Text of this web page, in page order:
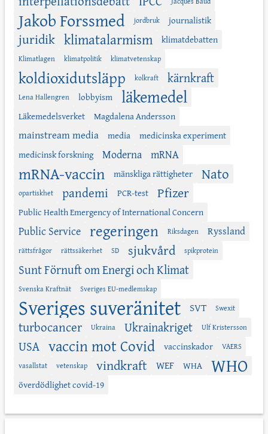
Jakob Forssmed jordbruk journalistik
juridik klimatalarmism klimatdebatten
Klimatlagen klimatpolitik klimatvetenskap
koldioxidutsläpp kolkraft kärnkraft
Lena Hallengren lobbyism läkemedel
Läkemedelsverket Magdalena Andersson
mainstream media media
medicinska experiment
medicinsk forskning
Moderna mRNA
mRNA-vaccin mänskliga rättigheter Nato
opartiskhet pandemi PCR-test Pfizer
Public Health Emergency of International Concern
Public Service regeringen Riksdagen Ryssland
rättsfrågor rättssäkerhet SD sjukvård spikprotein
Sunt Förnuft om Energi och Klimat
Svenska Kraftnät Sveriges EU-medlemskap
Sveriges suveränitet SVT Swexit
turbocancer Ukraina Ukrainakriget Ulf Kristersson
USA vaccin mot Covid vaccinskador
VAERS
vasallstat
vetenskap vindkraft WEF WHA WHO
överdödlighet covid-19